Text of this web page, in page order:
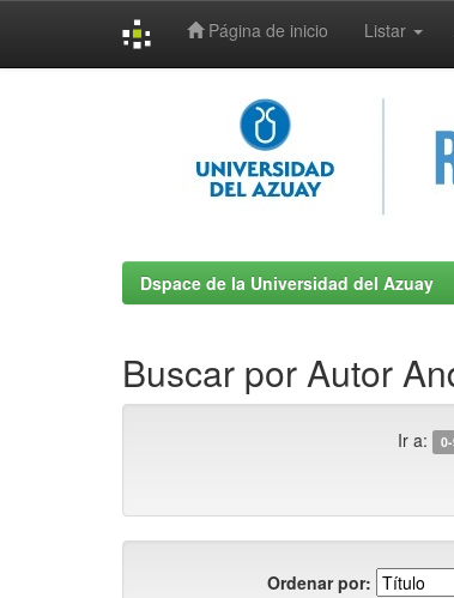
Página de inicio Listar
Dspace de la Universidad del Azuay
Buscar por Autor
Ir a:
Ordenar por: